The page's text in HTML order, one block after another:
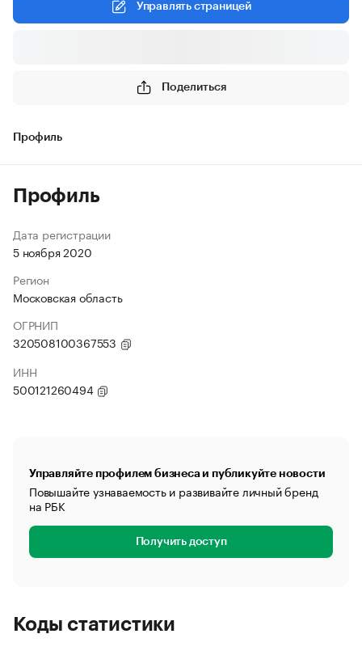
Управлять страницей
Поделиться
Профиль
Профиль
Дата регистрации
5 ноября 2020
Регион
Московская область
ОГРНИП
320508100367553
ИНН
500121260494
Управляйте профилем бизнеса и публикуйте новости
Повышайте узнаваемость и развивайте личный бренд
на РБК
Получить доступ
Коды статистики